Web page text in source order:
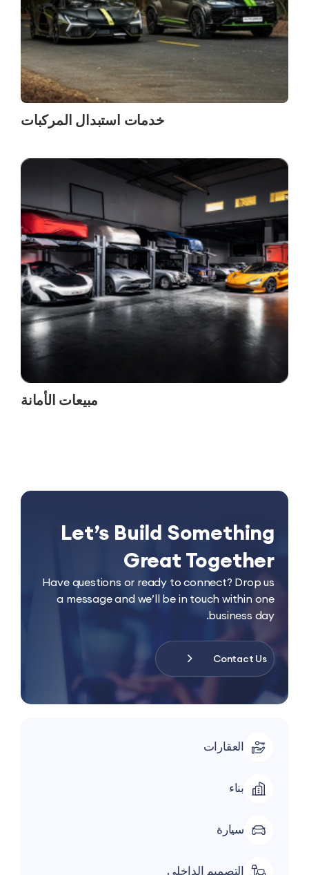
العقارات
سيارة
التصميم الداخلي
خدمات استبدال المركبات
مبيعات الأمانة
Let’s Build
Great
Have questions or ready to connect? Drop
a message and we’ll be in touch within
business
Contact